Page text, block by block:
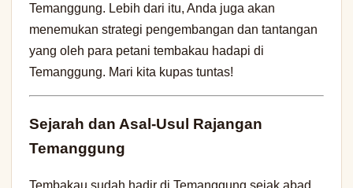
Temanggung. Lebih dari itu, Anda juga akan
menemukan strategi pengembangan dan tantangan
yang oleh para petani tembakau hadapi di
Temanggung. Mari kita kupas tuntas!
Sejarah dan Asal-Usul Rajangan
Temanggung